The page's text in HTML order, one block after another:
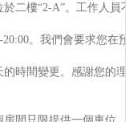
二樓“2-A”。工作人員
。我們會要求您在
時間變更。感謝您的理